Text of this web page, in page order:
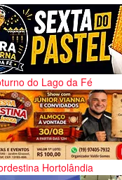
do Lago da Fé
Hortolândia